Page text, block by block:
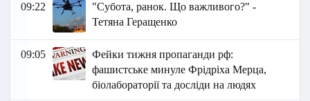
09:22
"Субота, ранок. Що важливого?" -
Тетяна Геращенко
09:05
Фейки тижня пропаганди рф:
фашистське минуле Фрідріха Мерца,
біолабораторії та досліди на людях